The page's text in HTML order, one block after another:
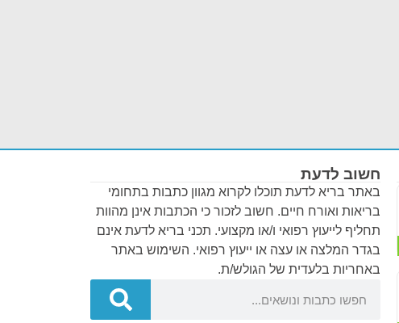
חשוב לדעת
באתר בריא לדעת תוכלו לקרוא מגוון כתבות בתחומי
בריאות ואורח חיים. חשוב לזכור כי הכתבות אינן מהוות
תחליף לייעוץ רפואי ו/או מקצועי. תכני בריא לדעת אינם
בגדר המלצה או עצה או ייעוץ רפואי. השימוש באתר
באחריות בלעדית של הגולש/ת.